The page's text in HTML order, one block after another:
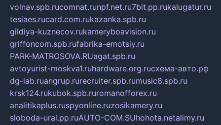
volnav.spb.rucomnat.runpf.net.ru7bit.pp.rukalugatur.ru
tesiaes.rucard.com.rukazanka.spb.ru
gildiya-kuznecov.rukameryboavision.ru
griffoncom.spb.rufabrika-emotsiy.ru
PARK-MATROSOVA.RUagat.spb.ru
avtoyurist-moskva1.ruhardware.org.ruсхема-авто.рф
dg-lab.ruangrup.rurecruiter.spb.rumusic8.spb.ru
krsk124.rukubok.spb.ruromanofforex.ru
analitikaplus.ruspyonline.ruzosikamery.ru
sloboda-ural.pp.ruAUTO-COM.SUhohota.netalimy.ru